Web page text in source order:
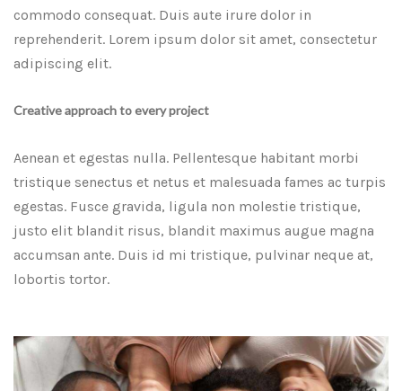
commodo consequat. Duis aute irure dolor in
reprehenderit. Lorem ipsum dolor sit amet, consectetur
adipiscing elit.
Creative approach to every project
Aenean et egestas nulla. Pellentesque habitant morbi
tristique senectus et netus et malesuada fames ac turpis
egestas. Fusce gravida, ligula non molestie tristique,
justo elit blandit risus, blandit maximus augue magna
accumsan ante. Duis id mi tristique, pulvinar neque at,
lobortis tortor.